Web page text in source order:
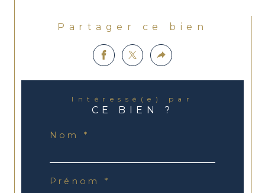
Partager ce bien
Intéressé(e) par
CE BIEN ?
Nom *
Prénom *